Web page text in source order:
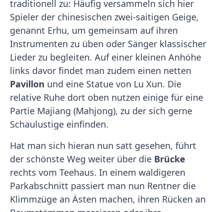
traditionell zu: Häufig versammeln sich hier
Spieler der chinesischen zwei-saitigen Geige,
genannt Erhu, um gemeinsam auf ihren
Instrumenten zu üben oder Sänger klassischer
Lieder zu begleiten. Auf einer kleinen Anhöhe
links davor findet man zudem einen netten
Pavillon und eine Statue von Lu Xun. Die
relative Ruhe dort oben nutzen einige für eine
Partie Majiang (Mahjong), zu der sich gerne
Schaulustige einfinden.
Hat man sich hieran nun satt gesehen, führt
der schönste Weg weiter über die Brücke
rechts vom Teehaus. In einem waldigeren
Parkabschnitt passiert man nun Rentner die
Klimmzüge an Ästen machen, ihren Rücken an